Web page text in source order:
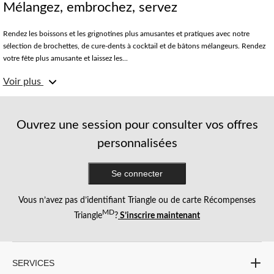
Mélangez, embrochez, servez
Rendez les boissons et les grignotines plus amusantes et pratiques avec notre
sélection de brochettes, de cure-dents à cocktail et de bâtons mélangeurs. Rendez
votre fête plus amusante et laissez les...
Voir plus
Ouvrez une session pour consulter vos offres
personnalisées
Se connecter
Vous n’avez pas d’identifiant Triangle ou de carte Récompenses
TriangleMD? S’inscrire maintenant
SERVICES